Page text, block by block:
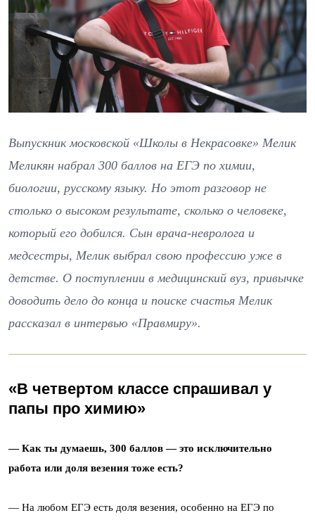
Выпускник московской «Школы в Некрасовке» Мелик
Меликян набрал 300 баллов на ЕГЭ по химии,
биологии, русскому языку. Но этот разговор не
столько о высоком результате, сколько о человеке,
который его добился. Сын врача-невролога и
медсестры, Мелик выбрал свою профессию уже в
детстве. О поступлении в медицинский вуз, привычке
доводить дело до конца и поиске счастья Мелик
рассказал в интервью «Правмиру».
«В четвертом классе спрашивал у
папы про химию»
— Как ты думаешь, 300 баллов — это исключительно
работа или доля везения тоже есть?
— На любом ЕГЭ есть доля везения, особенно на ЕГЭ по